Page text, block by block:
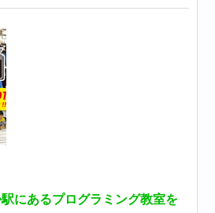
駅にあるプログラミング教室を